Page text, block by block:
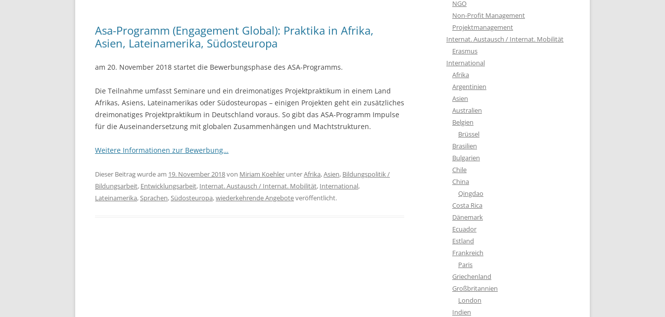
Asa-Programm (Engagement Global): Praktika in Afrika,
Asien, Lateinamerika, Südosteuropa
am 20. November 2018 startet die Bewerbungsphase des ASA-Programms.
Die Teilnahme umfasst Seminare und ein dreimonatiges Projektpraktikum in einem Land
Afrikas, Asiens, Lateinamerikas oder Südosteuropas – einigen Projekten geht ein zusätzliches
dreimonatiges Projektpraktikum in Deutschland voraus. So gibt das ASA-Programm Impulse
für die Auseinandersetzung mit globalen Zusammenhängen und Machtstrukturen.
Weitere Informationen zur Bewerbung…
Dieser Beitrag wurde am 19. November 2018von Miriam Koehler unterAfrika,Asien, Bildungspolitik /
Bildungsarbeit, Entwicklungsarbeit, Internat. Austausch / Internat. Mobilität, International,
Lateinamerika, Sprachen, Südosteuropa,wiederkehrende Angeboteveröffentlicht.
NGO
Non-Profit Management
Projektmanagement
Internat. Austausch / Internat. Mobilität
Erasmus
International
Afrika
Argentinien
Asien
Australien
Belgien
Brüssel
Brasilien
Bulgarien
Chile
China
Qingdao
Costa Rica
Dänemark
Ecuador
Estland
Frankreich
Paris
Griechenland
Großbritannien
London
Indien